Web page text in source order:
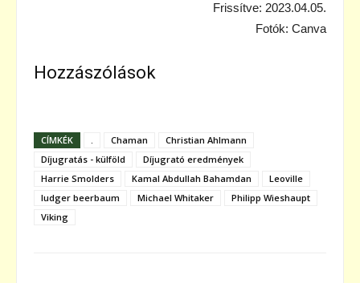
Frissítve: 2023.04.05.
Fotók: Canva
Hozzászólások
CÍMKÉK . Chaman
Christian Ahlmann
Díjugratás - külföld
Díjugrató eredmények
Harrie Smolders
Kamal Abdullah Bahamdan
Leoville
ludger beerbaum
Michael Whitaker
Philipp Wieshaupt
Viking